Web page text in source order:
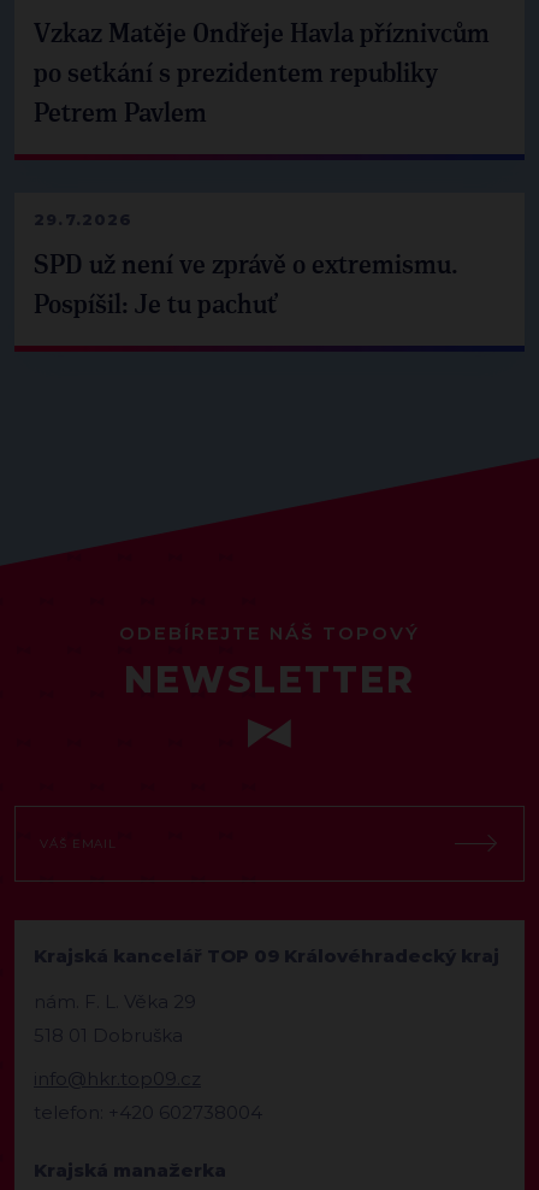
Vzkaz Matěje Ondřeje Havla příznivcům
po setkání s prezidentem republiky
Petrem Pavlem
29.7.2026
SPD už není ve zprávě o extremismu.
Pospíšil: Je tu pachuť
ODEBÍREJTE NÁŠ TOPOVÝ
NEWSLETTER
Krajská kancelář TOP 09 Královéhradecký kraj
nám. F. L. Věka 29
518 01 Dobruška
info@hkr.top09.cz
telefon: +420 602738004
Krajská manažerka